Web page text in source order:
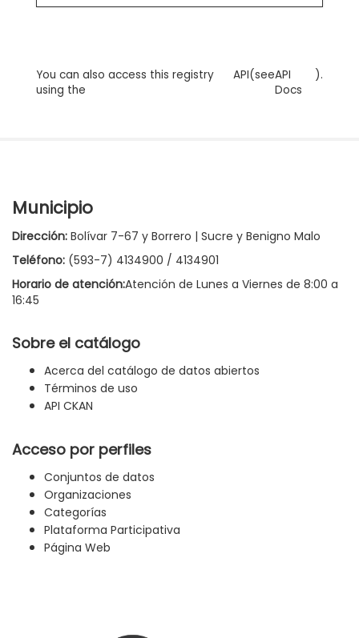
You can also access this registry
using the
API(seeAPI
Docs
).
Municipio
Dirección: Bolívar 7-67 y Borrero | Sucre y Benigno Malo
Teléfono: (593-7) 4134900 / 4134901
Horario de atención:Atención de Lunes a Viernes de 8:00 a
16:45
Sobre el catálogo
Acerca del catálogo de datos abiertos
Términos de uso
API CKAN
Acceso por perfiles
Conjuntos de datos
Organizaciones
Categorías
Plataforma Participativa
Página Web